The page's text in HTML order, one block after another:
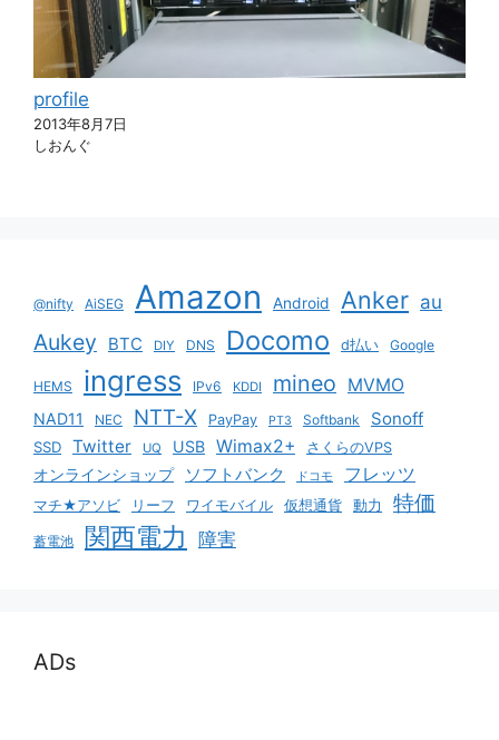
profile
2013年8月7日
しおんぐ
@nifty AiSEG Amazon Android Anker au
Aukey BTC DIY DNS Docomo d払い Google
HEMS ingress IPv6 KDDI mineo MVMO
NAD11 NEC NTT-X PayPay PT3 Softbank Sonoff
SSD Twitter UQ USB Wimax2+ さくらのVPS
オンラインショップ ソフトバンク ドコモ フレッツ
マチ★アソビ リーフ ワイモバイル 仮想通貨 動力 特価
蓄電池 関西電力 障害
ADs